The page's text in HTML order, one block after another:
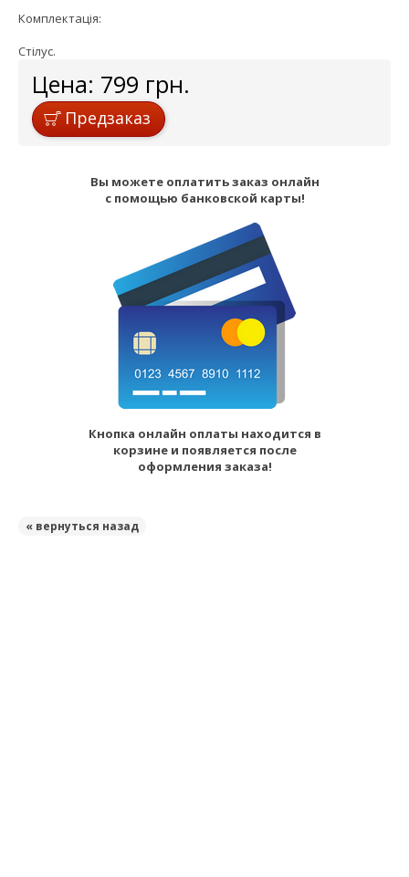
Комплектація:
Стілус.
Цена: 799 грн.
Предзаказ
Вы можете оплатить заказ онлайн
с помощью банковской карты!
Кнопка онлайн оплаты находится в
корзине и появляется после
оформления заказа!
« вернуться назад